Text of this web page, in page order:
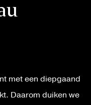
met een diepgaand
Daarom duiken we